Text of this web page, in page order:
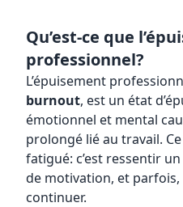
Qu’est-ce que
professionnel?
L’épuisement
burnout, est un état
émotionnel et mental
prolongé lié au travail.
fatigué: c’est ressentir
de motivation, et parfois,
continuer.